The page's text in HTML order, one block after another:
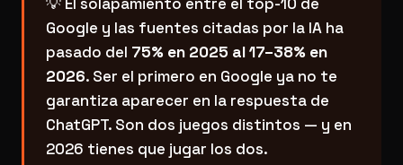
Google y las fuentes citadas por la IA ha
pasado del 75% en 2025 al 17–38% en
2026. Ser el primero en Google ya no te
garantiza aparecer en la respuesta de
ChatGPT. Son dos juegos distintos — y en
2026 tienes que jugar los dos.